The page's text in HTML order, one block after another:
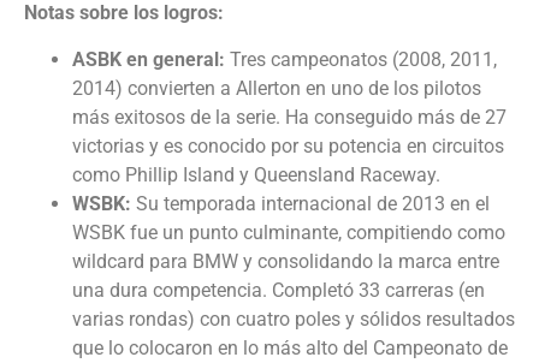
Notas sobre los logros:
ASBK en general: Tres campeonatos (2008, 2011,
2014) convierten a Allerton en uno de los pilotos
más exitosos de la serie. Ha conseguido más de 27
victorias y es conocido por su potencia en circuitos
como Phillip Island y Queensland Raceway.
WSBK: Su temporada internacional de 2013 en el
WSBK fue un punto culminante, compitiendo como
wildcard para BMW y consolidando la marca entre
una dura competencia. Completó 33 carreras (en
varias rondas) con cuatro poles y sólidos resultados
que lo colocaron en lo más alto del Campeonato de